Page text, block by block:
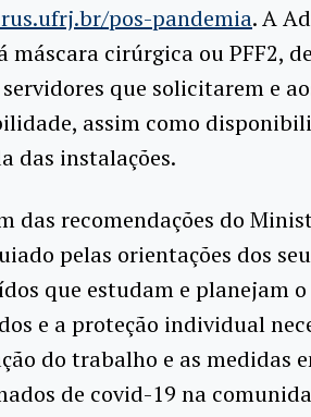
pos-pandemia. A
máscara cirúrgica ou PFF2,
que solicitarem e
assim como
das instalações.
das recomendações do
pelas orientações dos
que estudam e planejam
e a proteção individual
do trabalho e as medidas
de covid-19 na